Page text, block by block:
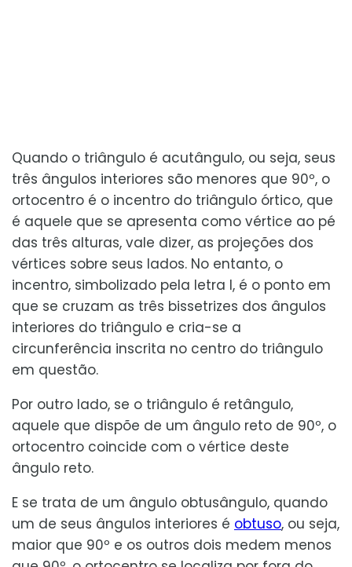
Quando o triângulo é acutângulo, ou seja, seus
três ângulos interiores são menores que 90º, o
ortocentro é o incentro do triângulo órtico, que
é aquele que se apresenta como vértice ao pé
das três alturas, vale dizer, as projeções dos
vértices sobre seus lados. No entanto, o
incentro, simbolizado pela letra I, é o ponto em
que se cruzam as três bissetrizes dos ângulos
interiores do triângulo e cria-se a
circunferência inscrita no centro do triângulo
em questão.
Por outro lado, se o triângulo é retângulo,
aquele que dispõe de um ângulo reto de 90º, o
ortocentro coincide com o vértice deste
ângulo reto.
E se trata de um ângulo obtusângulo, quando
um de seus ângulos interiores é obtuso, ou seja,
maior que 90º e os outros dois medem menos